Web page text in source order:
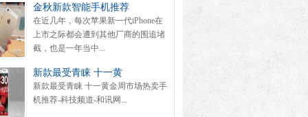
金秋新款智能手机推荐
在近几年，每次苹果新一代iPhone在
上市之际都会遭到其他厂商的围追堵
截，也是一年当中...
新款最受青睐 十一黄
新款最受青睐 十一黄金周市场热卖手
机推荐-科技频道-和讯网...